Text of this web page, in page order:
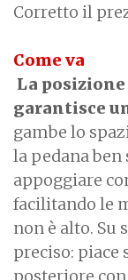
Corretto il
Come va
La
garantisce
gambe lo
la pedana
appoggiare
facilitando le
non è alto. Su
preciso: piace
posteriore